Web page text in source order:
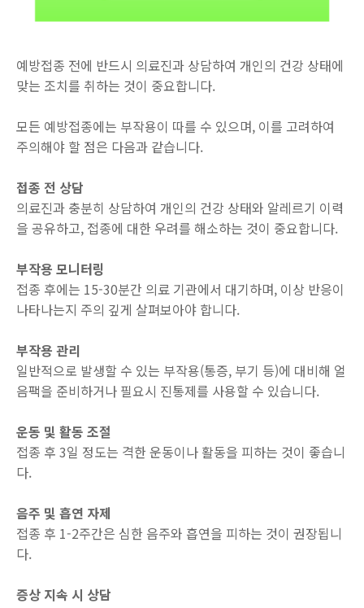
예방접종 전에 반드시 의료진과 상담하여 개인의 건강 상태에
맞는 조치를 취하는 것이 중요합니다.
모든 예방접종에는 부작용이 따를 수 있으며, 이를 고려하여
주의해야 할 점은 다음과 같습니다.
접종 전 상담
의료진과 충분히 상담하여 개인의 건강 상태와 알레르기 이력
을 공유하고, 접종에 대한 우려를 해소하는 것이 중요합니다.
부작용 모니터링
접종 후에는 15-30분간 의료 기관에서 대기하며, 이상 반응이
나타나는지 주의 깊게 살펴보아야 합니다.
부작용 관리
일반적으로 발생할 수 있는 부작용(통증, 부기 등)에 대비해 얼
음팩을 준비하거나 필요시 진통제를 사용할 수 있습니다.
운동 및 활동 조절
접종 후 3일 정도는 격한 운동이나 활동을 피하는 것이 좋습니
다.
음주 및 흡연 자제
접종 후 1-2주간은 심한 음주와 흡연을 피하는 것이 권장됩니
다.
증상 지속 시 상담